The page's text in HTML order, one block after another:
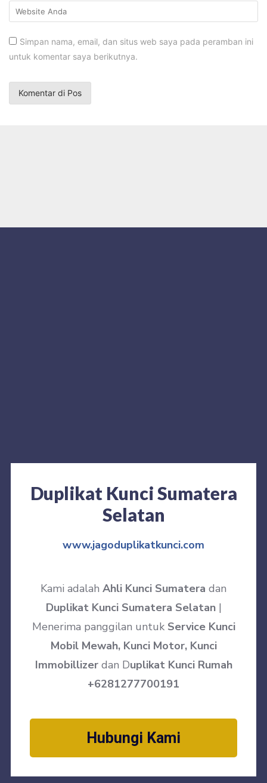
Simpan nama, email, dan situs web saya pada peramban ini
untuk komentar saya berikutnya.
Duplikat Kunci Sumatera
Selatan
www.jagoduplikatkunci.com
Kami adalah Ahli Kunci Sumatera dan
Duplikat Kunci Sumatera Selatan|
Menerima panggilan untuk Service Kunci
Mobil Mewah, Kunci Motor, Kunci
Immobillizerdan Duplikat Kunci Rumah
+6281277700191
Hubungi Kami